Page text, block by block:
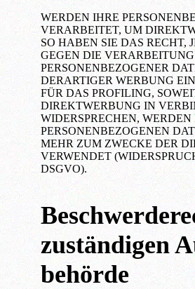
WERDEN IHRE
VERARBEITET, UM
SO HABEN SIE DAS RECHT,
GEGEN DIE
PERSONENBEZOGENER
DERARTIGER WERBUNG
FÜR DAS PROFILING,
DIREKTWERBUNG IN
WIDERSPRECHEN, WERDEN
PERSONENBEZOGENEN
MEHR ZUM ZWECKE DER
VERWENDET
DSGVO).
zuständigen
behörde